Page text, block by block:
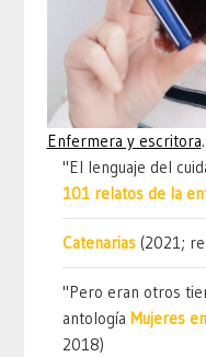
Enfermera y escritora
"El lenguaje del
101 relatos de la
Catenarias (2021;
"Pero eran otros
antologíaMujeres
2018)